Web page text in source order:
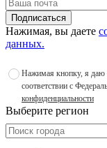
Подписаться
Нажимая, вы даете
данных.
Нажимая кнопку, я даю
соответствии с
конфиденциальности
Выберите регион